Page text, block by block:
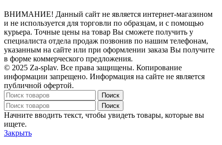
ВНИМАНИЕ! Данный сайт не является интернет-магазином
и не используется для торговли по образцам, и с помощью
курьера. Точные цены на товар Вы сможете получить у
специалиста отдела продаж позвонив по нашим телефонам,
указанным на сайте или при оформлении заказа Вы получите
в форме коммерческого предложения.
© 2025 Za-splav. Все права защищены. Копирование
информации запрещено. Информация на сайте не является
публичной офертой.
Поиск
Поиск
Начните вводить текст, чтобы увидеть товары, которые вы
ищете.
Закрыть